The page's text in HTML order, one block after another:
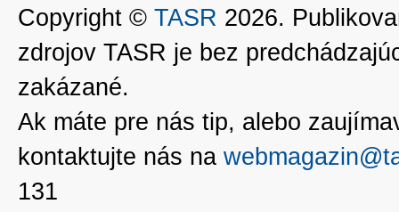
Copyright © TASR 2026.
zdrojov TASR je bez
zakázané.
Ak máte pre nás tip, alebo
kontaktujte nás na
131